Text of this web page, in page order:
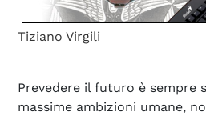
Tiziano Virgili
Prevedere il futuro è sempre
massime ambizioni umane,